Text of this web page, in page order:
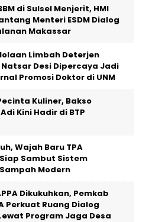
di Sulsel Menjerit, HMI
Menteri ESDM Dialog
Makassar
Limbah Deterjen
Natsar Desi Dipercaya Jadi
Promosi Doktor di UNM
Kuliner, Bakso
Kini Hadir di BTP
Wajah Baru TPA
Sambut Sistem
Modern
Dikukuhkan, Pemkab
Perkuat Ruang Dialog
Program Jaga Desa